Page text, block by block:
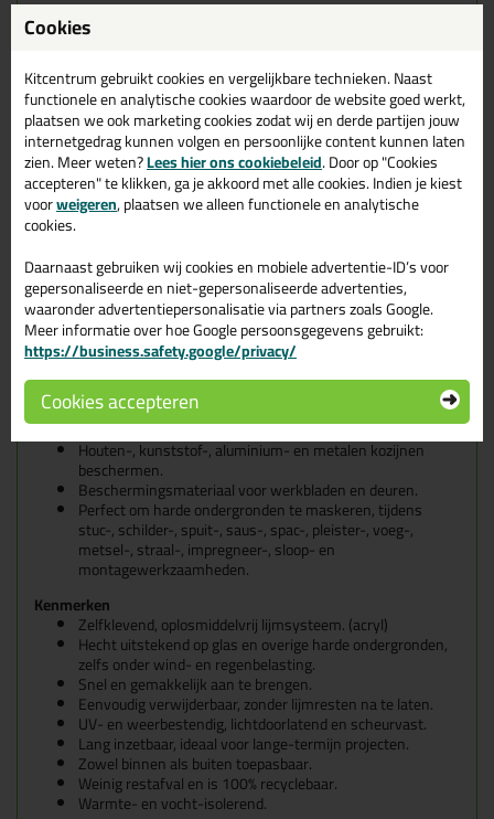
Cover-it Glass & Frame, een fijne
bescherm folie
Een zelfklevende 50 mu LDPE beschermingsfolie, speciaal
ontwikkeld voor glasruiten, kozijnen en overige harde
ondergronden te beschermen, tegen oppervlaktebeschadigingen
en vervuiling, tijdens nieuwbouw, renovatie en onderhoud.
Maten
Rol 100cm breed = 100m2
Wanneer gebruik je de Glass &
Frame?
Beschermen en maskeren van glasruiten en glaspanelen.
Als duurzame beschermingsfolie voor overige harde
oppervlaktes.
Houten-, kunststof-, aluminium- en metalen kozijnen
beschermen.
Beschermingsmateriaal voor werkbladen en deuren.
Perfect om harde ondergronden te maskeren, tijdens
stuc-, schilder-, spuit-, saus-, spac-, pleister-, voeg-,
metsel-, straal-, impregneer-, sloop- en
montagewerkzaamheden.
Kenmerken
Zelfklevend, oplosmiddelvrij lijmsysteem. (acryl)
Hecht uitstekend op glas en overige harde ondergronden,
zelfs onder wind- en regenbelasting.
Snel en gemakkelijk aan te brengen.
Eenvoudig verwijderbaar, zonder lijmresten na te laten.
UV- en weerbestendig, lichtdoorlatend en scheurvast.
Lang inzetbaar, ideaal voor lange-termijn projecten.
Zowel binnen als buiten toepasbaar.
Weinig restafval en is 100% recyclebaar.
Warmte- en vocht-isolerend.
Cookies
Kitcentrum gebruikt cookies en vergelijkbare technieken. Naast
functionele en analytische cookies waardoor de website goed werkt,
plaatsen we ook marketing cookies zodat wij en derde partijen jouw
internetgedrag kunnen volgen en persoonlijke content kunnen laten
zien. Meer weten?Lees hier ons cookiebeleid. Door op "Cookies
accepteren" te klikken, ga je akkoord met alle cookies. Indien je kiest
voorweigeren, plaatsen we alleen functionele en analytische
cookies.
Daarnaast gebruiken wij cookies en mobiele advertentie-ID’s voor
gepersonaliseerde en niet-gepersonaliseerde advertenties,
waaronder advertentiepersonalisatie via partners zoals Google.
Meer informatie over hoe Google persoonsgegevens gebruikt:
https://business.safety.google/privacy/
Cookies accepteren